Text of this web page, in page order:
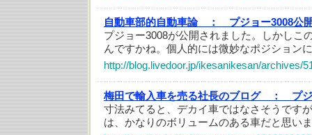
自動車部的自動車論 ：
プジョー3008公
プジョー3008が公開されました。しかしこ
んですかね。個人的には微妙なポジション
http://blog.livedoor.jp/ikesanikesan/archives/
梅田で輸入車を売る社長のブログ ：
プ
寸法みてると、デカイ車ではなさそうです
は、かなりのボリュームのある車だと思い